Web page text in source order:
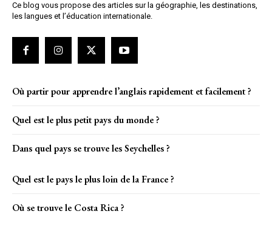
Ce blog vous propose des articles sur la géographie, les destinations,
les langues et l’éducation internationale.
Où partir pour apprendre l’anglais rapidement et facilement ?
Quel est le plus petit pays du monde ?
Dans quel pays se trouve les Seychelles ?
Quel est le pays le plus loin de la France ?
Où se trouve le Costa Rica ?